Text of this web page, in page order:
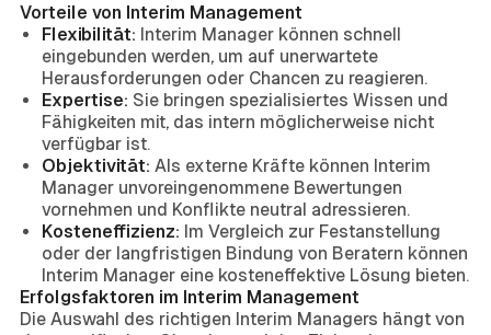
Vorteile von Interim Management
Flexibilität: Interim Manager können schnell
eingebunden werden, um auf unerwartete
Herausforderungen oder Chancen zu reagieren.
Expertise: Sie bringen spezialisiertes Wissen und
Fähigkeiten mit, das intern möglicherweise nicht
verfügbar ist.
Objektivität: Als externe Kräfte können Interim
Manager unvoreingenommene Bewertungen
vornehmen und Konflikte neutral adressieren.
Kosteneffizienz: Im Vergleich zur Festanstellung
oder der langfristigen Bindung von Beratern können
Interim Manager eine kosteneffektive Lösung bieten.
Erfolgsfaktoren im Interim Management
Die Auswahl des richtigen Interim Managers hängt von